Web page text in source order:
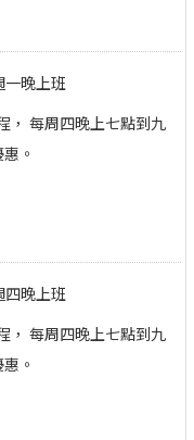
一晚上班
， 每周四晚上七點到九
。
四晚上班
， 每周四晚上七點到九
。